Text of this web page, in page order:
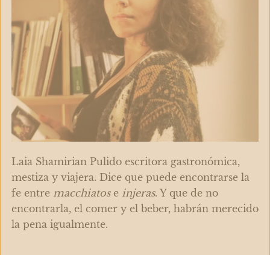
Laia Shamirian Pulido escritora gastronómica,
mestiza y viajera. Dice que puede encontrarse la
fe entre macchiatose injeras. Y que de no
encontrarla, el comer y el beber, habrán merecido
la pena igualmente.